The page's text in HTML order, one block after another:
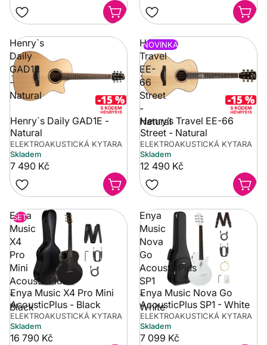
Henry`s
Daily
GAD1E
-
Natural
Henry`s Daily GAD1E -
Natural
ELEKTROAKUSTICKÁ KYTARA
Skladem
7 490 Kč
Henry’s
Travel
EE-
66
Street
-
Natural
NOVINKA
Henry’s Travel EE-66
Street - Natural
ELEKTROAKUSTICKÁ KYTARA
Skladem
12 490 Kč
Enya
Music
X4
Pro
Mini
AcousticPlus
-
Black
SET
Enya Music X4 Pro Mini
AcousticPlus - Black
ELEKTROAKUSTICKÁ KYTARA
Skladem
16 790 Kč
Enya
Music
Nova
Go
AcousticPlus
SP1
-
White
Enya Music Nova Go
AcousticPlus SP1 - White
ELEKTROAKUSTICKÁ KYTARA
Skladem
7 099 Kč